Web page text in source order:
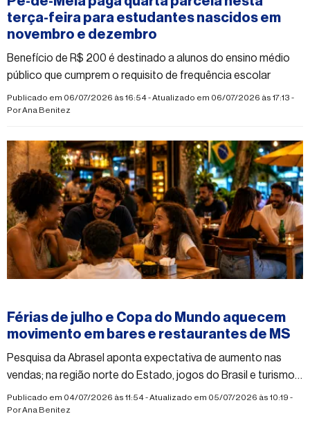
terça-feira para estudantes nascidos em
novembro e dezembro
Benefício de R$ 200 é destinado a alunos do ensino médio
público que cumprem o requisito de frequência escolar
Publicado em 06/07/2026 às 16:54 - Atualizado em 06/07/2026 às 17:13 -
PorAna Benitez
Férias de julho e Copa do Mundo aquecem
movimento em bares e restaurantes de MS
Pesquisa da Abrasel aponta expectativa de aumento nas
vendas; na região norte do Estado, jogos do Brasil e turismo
interno reforçam otimismo do setor
Publicado em 04/07/2026 às 11:54 - Atualizado em 05/07/2026 às 10:19 -
PorAna Benitez